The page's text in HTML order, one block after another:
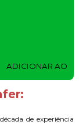
de experiência